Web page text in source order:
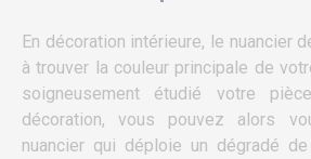
En décoration intérieure, le nuancier
à trouver la couleur principale de
soigneusement étudié votre
décoration, vous pouvez alors
nuancier qui déploie un dégradé